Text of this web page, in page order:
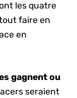
les quatre
faire en
en
gagnent ou
seraient